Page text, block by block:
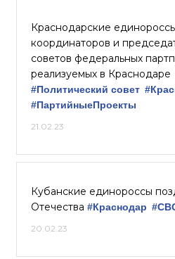
Краснодарские
координаторов и
советов федеральных
реализуемых в Краснодаре
#Политический совет
#ПартийныеПроекты
21.02.23
Кубанские единороссы
Отечества #Краснодар
20.02.23